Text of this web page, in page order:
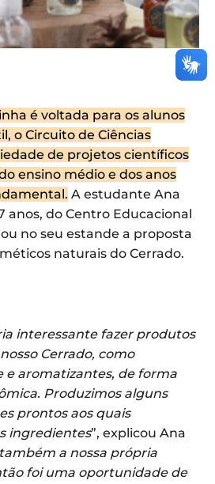
é voltada para os alunos
o Circuito de Ciências
de projetos científicos
ensino médio e dos anos
A estudante Ana
anos, do Centro Educacional
no seu estande a proposta
naturais do Cerrado.
interessante fazer produtos
Cerrado, como
e aromatizantes, de forma
Produzimos alguns
prontos aos quais
ingredientes”, explicou Ana
a nossa própria
foi uma oportunidade de